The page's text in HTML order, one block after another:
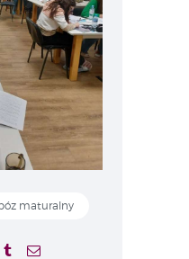
maturalny